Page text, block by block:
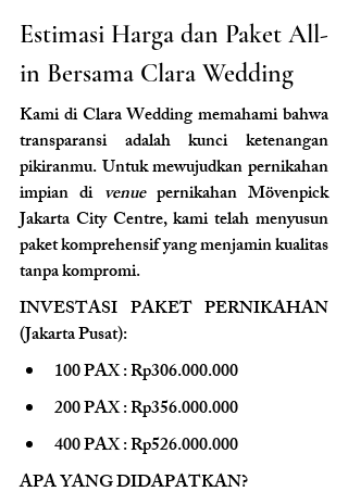
Estimasi Harga dan Paket All-
in Bersama Clara Wedding
Kami di Clara Wedding memahami bahwa
transparansi adalah kunci ketenangan
pikiranmu. Untuk mewujudkan pernikahan
impian di venue pernikahan Mövenpick
Jakarta City Centre, kami telah menyusun
paket komprehensif yang menjamin kualitas
tanpa kompromi.
INVESTASI PAKET PERNIKAHAN
(Jakarta Pusat):
100 PAX : Rp306.000.000
200 PAX : Rp356.000.000
400 PAX : Rp526.000.000
APA YANG DIDAPATKAN?